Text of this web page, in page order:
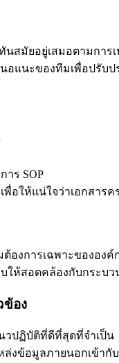
ทันสมัยอยู่เสมอตามกา
อแนะของทีมเพื่อปรับป
าร SOP
อให้แน่ใจว่าเอกสารค
ต้องการเฉพาะขององ
ให้สอดคล้องกับกระบ
ข้อง
วปฏิบัติที่ดีที่สุดที่จำเป็น
งข้อมูลภายนอกเข้ากับ